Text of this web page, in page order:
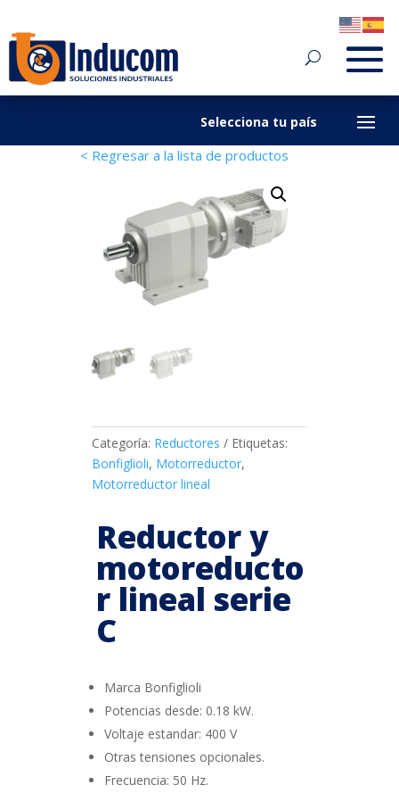
< Regresar a la lista de productos
Categoría: Reductores
Etiquetas:
Bonfiglioli, Motorreductor,
Motorreductor lineal
Reductor y
motoreducto
r lineal serie
C
Marca Bonfiglioli
Potencias desde: 0.18 kW.
Voltaje estandar: 400 V
Otras tensiones opcionales.
Frecuencia: 50 Hz.